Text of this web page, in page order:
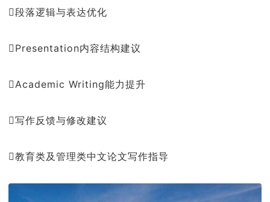
段落逻辑与表达优化
Presentation内容结构建议
Academic Writing能力提升
写作反馈与修改建议
教育类及管理类中文论文写作指导